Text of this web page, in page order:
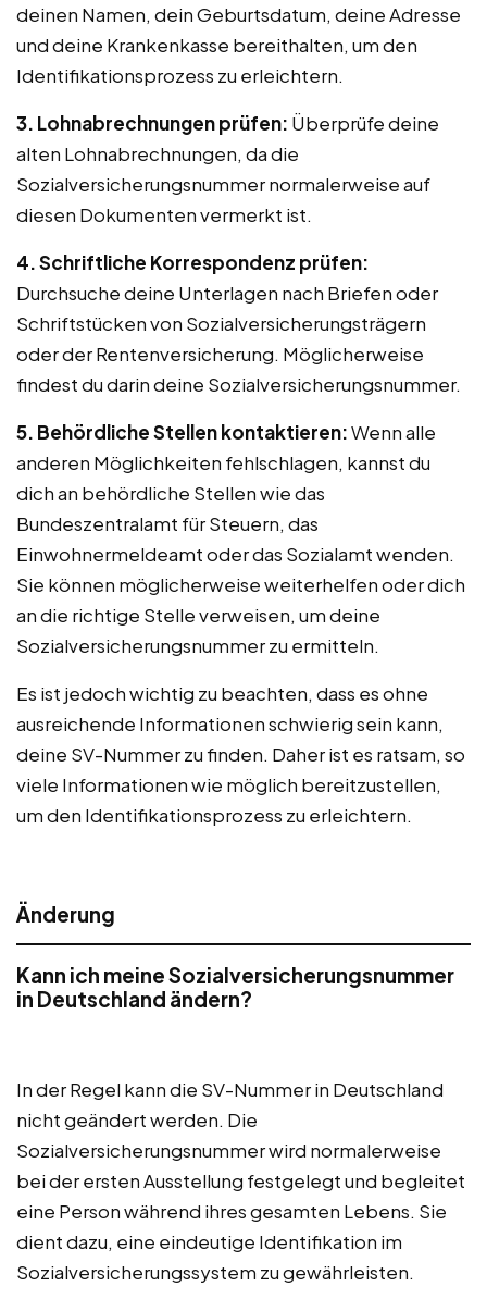
deinen Namen, dein Geburtsdatum, deine Adresse
und deine Krankenkasse bereithalten, um den
Identifikationsprozess zu erleichtern.
3. Lohnabrechnungen prüfen: Überprüfe deine
alten Lohnabrechnungen, da die
Sozialversicherungsnummer normalerweise auf
diesen Dokumenten vermerkt ist.
4. Schriftliche Korrespondenz prüfen:
Durchsuche deine Unterlagen nach Briefen oder
Schriftstücken von Sozialversicherungsträgern
oder der Rentenversicherung. Möglicherweise
findest du darin deine Sozialversicherungsnummer.
5. Behördliche Stellen kontaktieren:Wenn alle
anderen Möglichkeiten fehlschlagen, kannst du
dich an behördliche Stellen wie das
Bundeszentralamt für Steuern, das
Einwohnermeldeamt oder das Sozialamt wenden.
Sie können möglicherweise weiterhelfen oder dich
an die richtige Stelle verweisen, um deine
Sozialversicherungsnummer zu ermitteln.
Es ist jedoch wichtig zu beachten, dass es ohne
ausreichende Informationen schwierig sein kann,
deine SV-Nummer zu finden. Daher ist es ratsam, so
viele Informationen wie möglich bereitzustellen,
um den Identifikationsprozess zu erleichtern.
Änderung
Kann ich meine Sozialversicherungsnummer
in Deutschland ändern?
In der Regel kann die SV-Nummer in Deutschland
nicht geändert werden. Die
Sozialversicherungsnummer wird normalerweise
bei der ersten Ausstellung festgelegt und begleitet
eine Person während ihres gesamten Lebens. Sie
dient dazu, eine eindeutige Identifikation im
Sozialversicherungssystem zu gewährleisten.